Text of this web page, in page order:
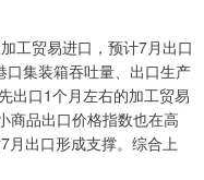
工贸易进口，预计7月出口
口集装箱吞吐量、出口生产
出口1个月左右的加工贸易
商品出口价格指数也在高
月出口形成支撑。综合上